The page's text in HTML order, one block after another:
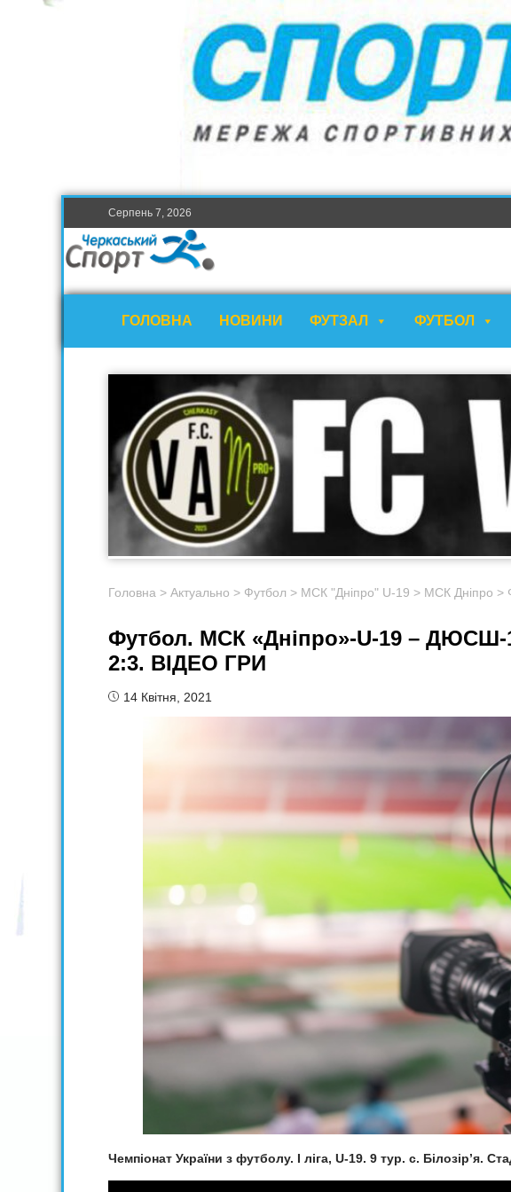
Серпень 7, 2026
ГОЛОВНА НОВИНИ ФУТЗАЛ ФУТБОЛ
Головна > Актуально > Футбол > МСК "Дніпро" U-19 > МСК Дніпро >
Футбол. МСК «Дніпро»-U-19 – ДЮСШ-
2:3. ВІДЕО ГРИ
14 Квітня, 2021
Чемпіонат України з футболу. I ліга, U-19. 9 тур. с. Білозір’я.